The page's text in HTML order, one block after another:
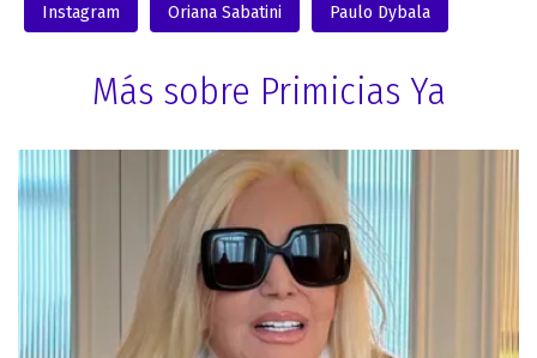
Instagram Oriana Sabatini Paulo Dybala
Más sobre Primicias Ya